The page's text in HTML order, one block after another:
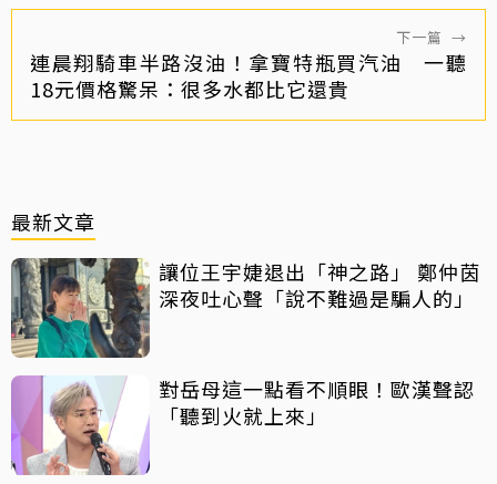
下一篇 →
連晨翔騎車半路沒油！拿寶特瓶買汽油 一聽
18元價格驚呆：很多水都比它還貴
最新文章
讓位王宇婕退出「神之路」 鄭仲茵
深夜吐心聲「說不難過是騙人的」
對岳母這一點看不順眼！歐漢聲認
「聽到火就上來」